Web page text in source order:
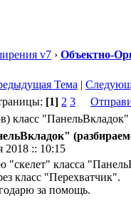
v7 › Объектно-
Тема |
[1] 2 3
класс "ПанельВкладок"
2018 :: 10:15
класса
класс "Перехватчик".
за помощь.